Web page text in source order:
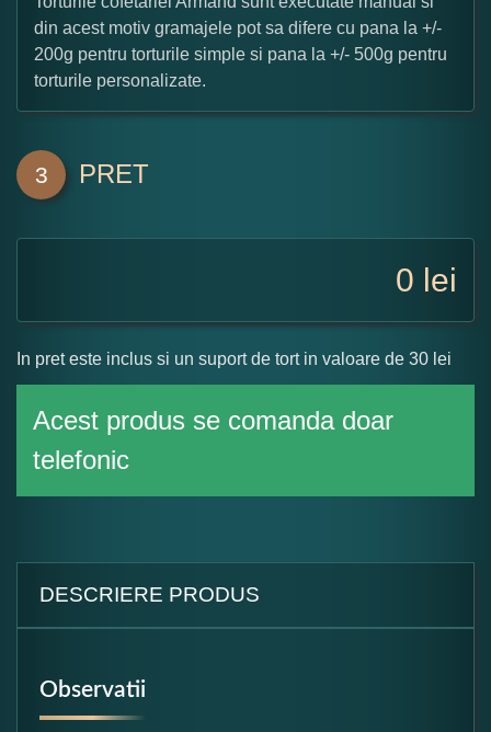
din acest motiv gramajele pot sa difere cu pana la +/-
200g pentru torturile simple si pana la +/- 500g pentru
torturile personalizate.
3 PRET
0 lei
In pret este inclus si un suport de tort in valoare de 30 lei
Acest produs se comanda doar
telefonic
DESCRIERE PRODUS
Observatii